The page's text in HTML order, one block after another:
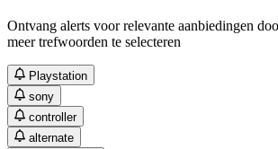
Ontvang alerts voor relevante aanbiedingen
meer trefwoorden te selecteren
Playstation
sony
controller
alternate